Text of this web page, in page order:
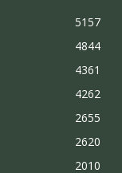
5157
4844
4361
4262
2655
2620
2010